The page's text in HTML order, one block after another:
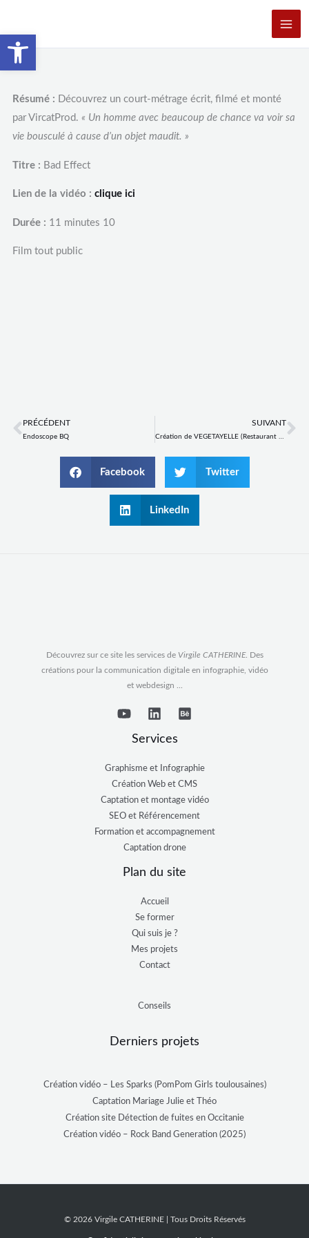
contenu
Résumé : Découvrez un court-métrage écrit, filmé et monté
par VircatProd. « Un homme avec beaucoup de chance va voir sa
viebousculé à cause d’un objet maudit. »
Titre : Bad Effect
Lien de la vidéo : clique ici
Durée : 11 minutes 10
Film tout public
Prev
PRÉCÉDENT
Endoscope BQ
SUIVANT
Facebook Twitter
LinkedIn
Découvrez sur ce site les services de Virgile CATHERINE. Des
créations pour la communication digitale en infographie, vidéo
et webdesign ...
Services
Graphisme et Infographie
Création Web et CMS
Captation et montage vidéo
SEO et Référencement
Formation et accompagnement
Captation drone
Plan du site
Accueil
Se former
Qui suis je ?
Mes projets
Contact
Conseils
Derniers projets
Création vidéo – Les Sparks (PomPom Girls toulousaines)
Captation Mariage Julie et Théo
Création site Détection de fuites en Occitanie
Création vidéo – Rock Band Generation (2025)
© 2026 Virgile CATHERINE | Tous Droits Réservés
Ouvrir la barre d’outils